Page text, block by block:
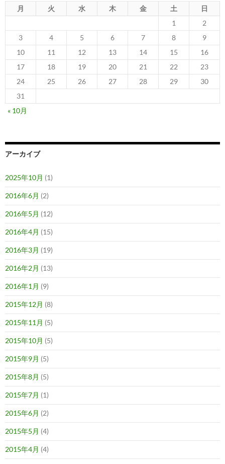
月 火 水 木 金 土
日
1
2
3
4 5 6 7 8
9
10
11 12 13 14 15
16
17
18 19 20 21 22
23
24
25 26 27 28 29
30
31
« 10月
アーカイブ
2025年10月 (1)
2016年6月 (2)
2016年5月 (12)
2016年4月 (15)
2016年3月 (19)
2016年2月 (13)
2016年1月 (9)
2015年12月 (8)
2015年11月 (5)
2015年10月 (5)
2015年9月 (5)
2015年8月 (5)
2015年7月 (1)
2015年6月 (2)
2015年5月 (4)
2015年4月 (4)